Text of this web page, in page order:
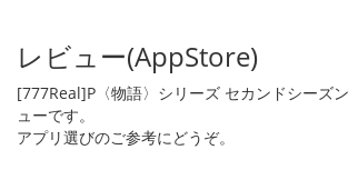
レビュー(AppStore)
[777Real]P〈物語〉シリーズ セカンドシーズ
ューです。
アプリ選びのご参考にどうぞ。